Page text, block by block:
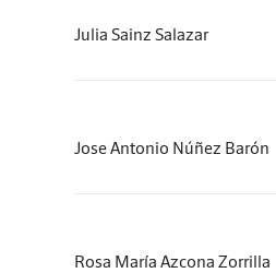
Julia Sainz Salazar
Jose Antonio Núñez Barón
Rosa María Azcona Zorrilla